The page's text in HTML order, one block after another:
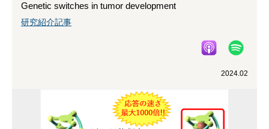
Genetic switches in tumor development
研究紹介記事
2024.02